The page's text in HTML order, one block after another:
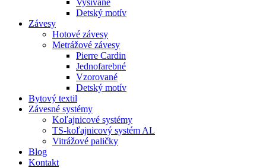
Vyšívané
Detský motív
Závesy
Hotové závesy
Metrážové závesy
Pierre Cardin
Jednofarebné
Vzorované
Detský motív
Bytový textil
Závesné systémy
Koľajnicové systémy
TS-koľajnicový systém AL
Vitrážové paličky
Blog
Kontakt